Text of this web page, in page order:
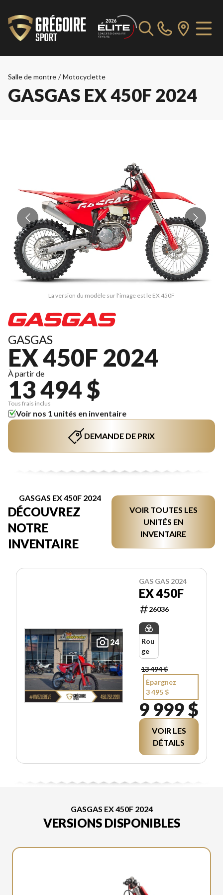
Salle de montre / Motocyclette
GASGAS EX 450F 2024
La version du modèle sur l'image est le EX 450F
GASGAS
EX 450F 2024
À partir de
13 494 $
Tous frais inclus
Voir nos 1 unités en inventaire
DEMANDE DE PRIX
GASGAS EX 450F 2024
DÉCOUVREZ
NOTRE
INVENTAIRE
VOIR TOUTES LES
UNITÉS EN
INVENTAIRE
24
GAS GAS 2024
EX 450F
26036
Rou
ge
13 494 $
Épargnez
3 495 $
9 999 $
VOIR LES
DÉTAILS
GASGAS EX 450F 2024
VERSIONS DISPONIBLES